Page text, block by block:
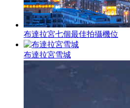
布達拉宮七個最佳拍攝機位
布達拉宮雪城